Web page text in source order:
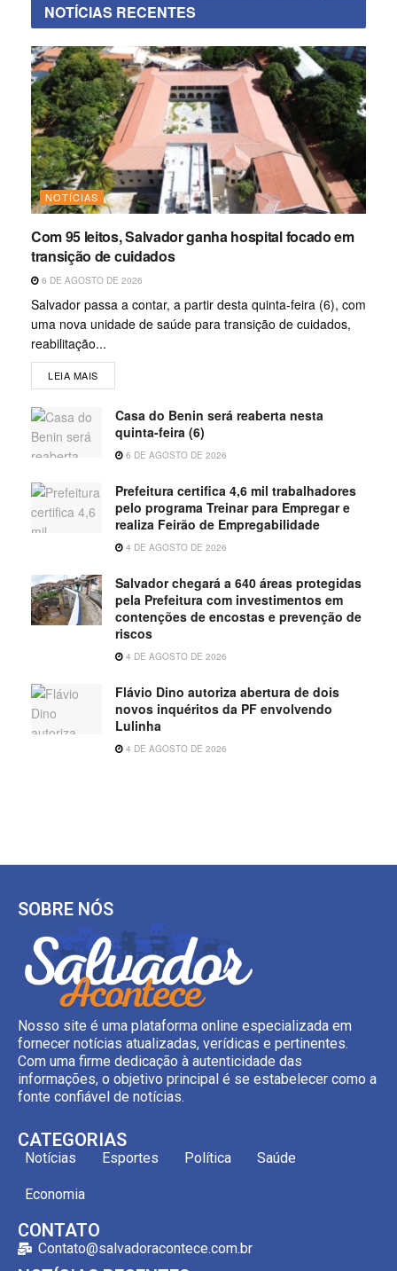
NOTÍCIAS RECENTES
NOTÍCIAS
Com 95 leitos, Salvador ganha hospital focado em
transição de cuidados
6 DE AGOSTO DE 2026
Salvador passa a contar, a partir desta quinta-feira (6), com
uma nova unidade de saúde para transição de cuidados,
reabilitação...
LEIA MAIS
Casa do Benin será reaberta nesta
quinta-feira (6)
6 DE AGOSTO DE 2026
Prefeitura certifica 4,6 mil trabalhadores
pelo programa Treinar para Empregar e
realiza Feirão de Empregabilidade
4 DE AGOSTO DE 2026
Salvador chegará a 640 áreas protegidas
pela Prefeitura com investimentos em
contenções de encostas e prevenção de
riscos
4 DE AGOSTO DE 2026
Flávio Dino autoriza abertura de dois
novos inquéritos da PF envolvendo
Lulinha
4 DE AGOSTO DE 2026
SOBRE NÓS
Nosso site é uma plataforma online especializada em
fornecer notícias atualizadas, verídicas e pertinentes.
Com uma firme dedicação à autenticidade das
informações, o objetivo principal é se estabelecer como a
fonte confiável de notícias.
CATEGORIAS
Notícias Esportes Política Saúde
Economia
CONTATO
Contato@salvadoracontece.com.br